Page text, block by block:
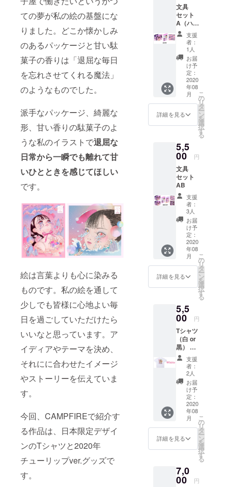
ての夢が私の絵の基盤にな
りました。どこか懐かしみ
のあるパッケージと甘い駄
菓子の香りは「退屈な毎日
を忘れさせてくれる魔法」
のようなものでした。
派手なパッケージ、綺麗な
形、甘い香りの駄菓子のよ
うな私のイラストで退屈な
日常から一瞬でも離れて甘
いひとときを感じてほしい
です。
絵は言葉よりも心に染みる
ものです。私の絵を通して
少しでも皆様に心地よい毎
日を過ごしていただけたら
いいなと思っています。ア
イディアやテーマを決め、
それにに合わせたイメージ
やストーリーを伝えていま
す。
今回、CAMPFIREで紹介す
る作品は、日本限定デザイ
ンのTシャツと2020年
チューリップver.グッズで
す。
文具
セット
A（ハガ
キ3種＋
シールA
＋マス
キング
テープ
A） or
文具
セット
B（ハガ
キ3種＋
シールB
＋マス
キング
B） ＊
選択
支援
者：
1人
お届
け予
定：
2020
年08
月
詳細を見る
こ
の
リ
タ
ー
ン
を
選
択
す
る
5,5
00 円
文具
セット
AB
支援
者：
3人
お届
け予
定：
2020
年08
月
詳細を見る
こ
の
リ
タ
ー
ン
を
選
択
す
る
5,5
00 円
Tシャツ
（白 or
黒） ＊
選択 ＊
Tシャツ
サイ
ズ： ・
着丈：
77cm
・肩
幅：
64cm
・身
幅：
63cm
・袖
23.5cm
支援
者：
2人
お届
け予
定：
2020
年08
月
詳細を見る
こ
の
リ
タ
ー
ン
を
選
択
す
る
7,0
00 円